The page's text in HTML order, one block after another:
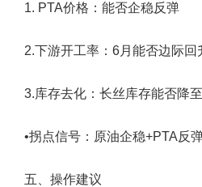
1. PTA价格：能否企稳反弹
2.下游开工率：6月能否边际回
3.库存去化：长丝库存能否降
•拐点信号：原油企稳+PTA反
五、操作建议